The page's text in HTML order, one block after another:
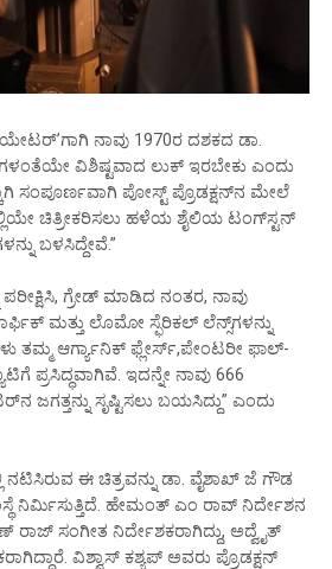
ನಾವು 1970ರ ದಶಕದ ಡಾ.
ವಿಶಿಷ್ಟವಾದ ಲುಕ್‌ ಇರಬೇಕು ಎಂದು
ಸಂಪೂರ್ಣವಾಗಿ ಪೋಸ್ಟ್ ಪ್ರೊಡಕ್ಷನ್‌ನ ಮೇಲೆ
ಚಿತ್ರೀಕರಿಸಲು ಹಳೆಯ ಶೈಲಿಯ ಟಂಗ್‌ಸ್ಟನ್
ಬಳಸಿದ್ದೇವೆ.”
ಗ್ರೇಡ್ ಮಾಡಿದ ನಂತರ, ನಾವು
ಮತ್ತು ಲೊಮೋ ಸ್ಫೆರಿಕಲ್ ಲೆನ್ಸ್‌ಗಳನ್ನು
ತಮ್ಮ ಆರ್ಗ್ಯಾನಿಕ್ ಫ್ಲೇರ್ಸ್,ಪೇಂಟರೀ ಫಾಲ್-
ಪ್ರಸಿದ್ಧವಾಗಿವೆ. ಇದನ್ನೇ ನಾವು 666
ಸೃಷ್ಟಿಸಲು ಬಯಸಿದ್ದು” ಎಂದು
ಈ ಚಿತ್ರವನ್ನು ಡಾ. ವೈಶಾಖ್ ಜೆ ಗೌಡ
ನಿರ್ಮಿಸುತ್ತಿದೆ. ಹೇಮಂತ್ ಎಂ ರಾವ್ ನಿರ್ದೇಶನ
ರಾಜ್ ಸಂಗೀತ ನಿರ್ದೇಶಕರಾಗಿದ್ದು, ಅದ್ವೈತ್
ವಿಶ್ವಾಸ್ ಕಶ್ಯಪ್ ಅವರು ಪ್ರೊಡಕ್ಷನ್